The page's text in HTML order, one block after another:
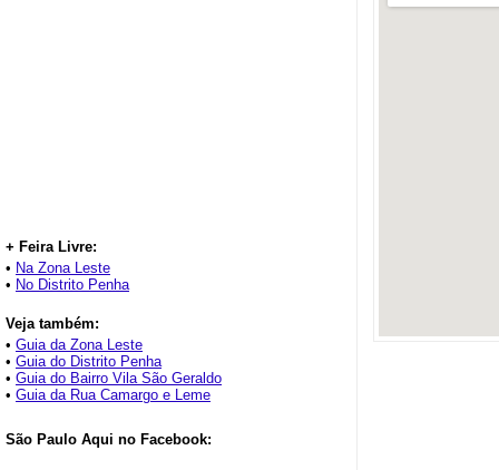
+ Feira Livre:
• Na Zona Leste
• No Distrito Penha
Veja também:
• Guia da Zona Leste
• Guia do Distrito Penha
• Guia do Bairro Vila São Geraldo
• Guia da Rua Camargo e Leme
São Paulo Aqui no Facebook: